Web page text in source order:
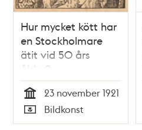
Hur mycket kött har
en Stockholmare
ätit vid 50 års
ålder?
[Tidningsillustration
1921]
Tid
23 november 1921
Typ
Bildkonst